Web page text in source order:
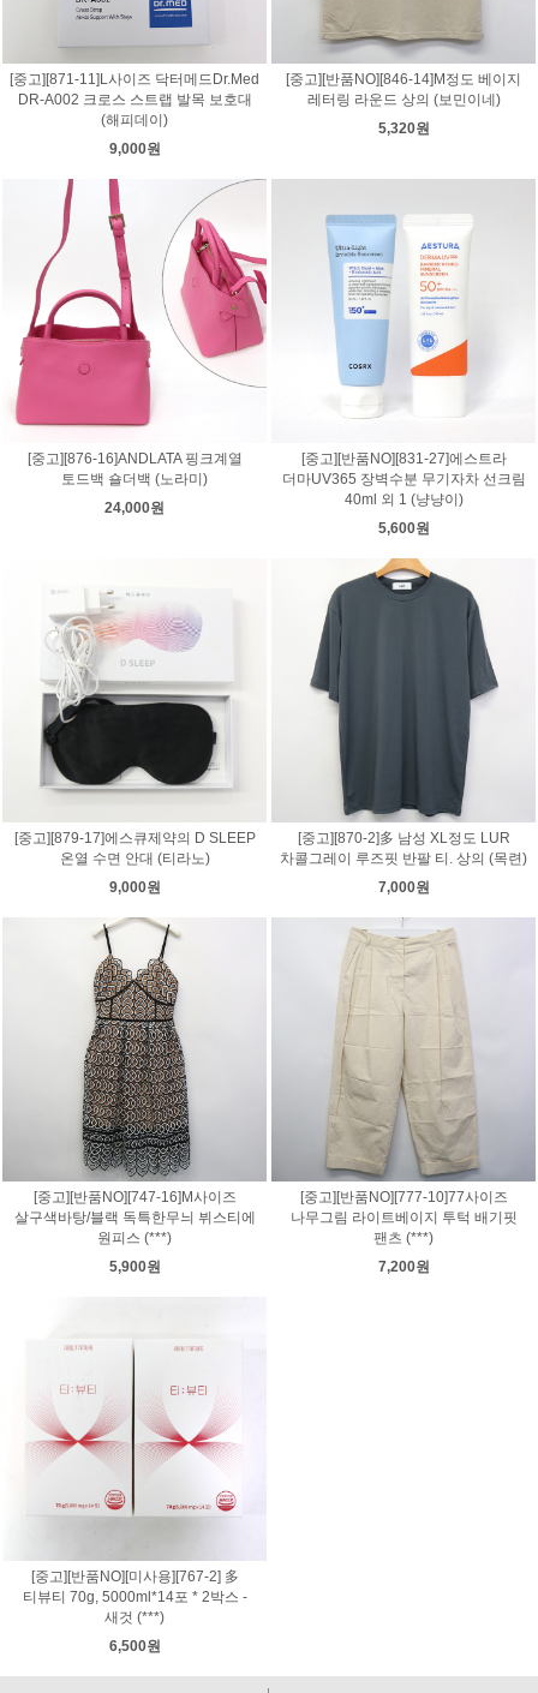
[중고][871-11]L사이즈 닥터메드Dr.Med
DR-A002 크로스 스트랩 발목 보호대
(해피데이)
9,000원
[중고][반품NO][846-14]M정도 베이지
레터링 라운드 상의 (보민이네)
5,320원
[중고][876-16]ANDLATA 핑크계열
토드백 숄더백 (노라미)
24,000원
[중고][반품NO][831-27]에스트라
더마UV365 장벽수분 무기자차 선크림
40ml 외 1 (냥냥이)
5,600원
[중고][879-17]에스큐제약의 D SLEEP
온열 수면 안대 (티라노)
9,000원
[중고][870-2]多 남성 XL정도 LUR
차콜그레이 루즈핏 반팔 티. 상의 (목련)
7,000원
[중고][반품NO][747-16]M사이즈
살구색바탕/블랙 독특한무늬 뷔스티에
원피스 (***)
5,900원
[중고][반품NO][777-10]77사이즈
나무그림 라이트베이지 투턱 배기핏
팬츠 (***)
7,200원
[중고][반품NO][미사용][767-2] 多
티뷰티 70g, 5000ml*14포 * 2박스 -
새것 (***)
6,500원